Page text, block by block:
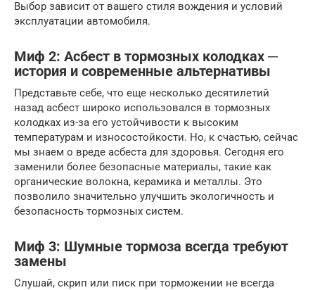
Выбор зависит от вашего стиля вождения и условий
эксплуатации автомобиля.
Миф 2: Асбест в тормозных колодках ─
история и современные альтернативы
Представьте себе, что еще несколько десятилетий
назад асбест широко использовался в тормозных
колодках из-за его устойчивости к высоким
температурам и износостойкости. Но, к счастью, сейчас
мы знаем о вреде асбеста для здоровья. Сегодня его
заменили более безопасные материалы, такие как
органические волокна, керамика и металлы. Это
позволило значительно улучшить экологичность и
безопасность тормозных систем.
Миф 3: Шумные тормоза всегда требуют
замены
Слушай, скрип или писк при торможении не всегда